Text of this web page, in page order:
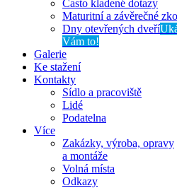
Často kladené dotazy
Maturitní a závěrečné
Dny otevřených dveří
Vám to!
Galerie
Ke stažení
Kontakty
Sídlo a pracoviště
Lidé
Podatelna
Více
Zakázky, výroba, opravy
a montáže
Volná místa
Odkazy